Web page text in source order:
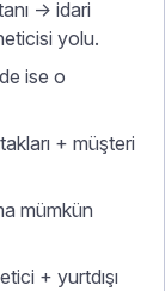
→ idari
yolu.
ise o
+ müşteri
mümkün
+ yurtdışı